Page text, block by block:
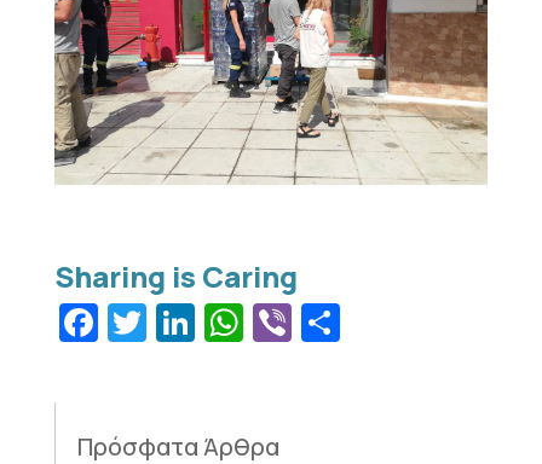
Facebook
Twitter
LinkedIn
WhatsApp
Viber
Πρόσφατα Άρθρα